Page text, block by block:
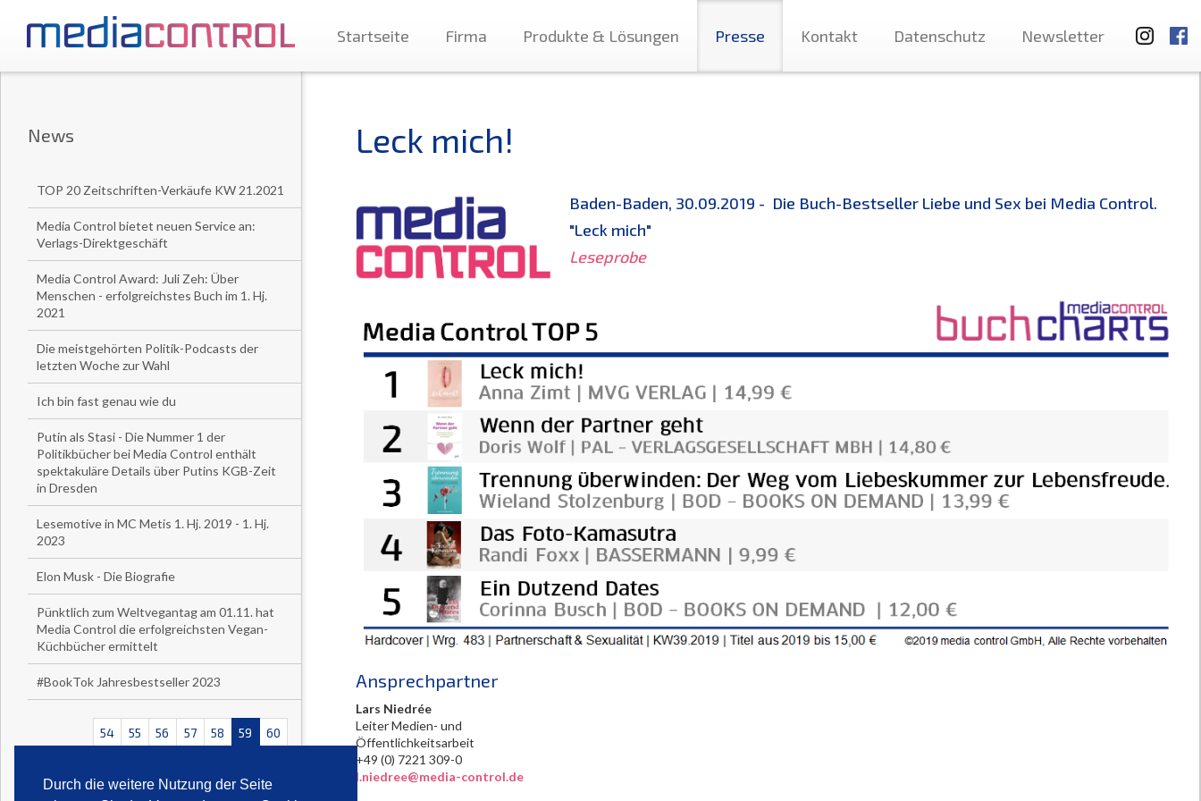
Durch die weitere Nutzung der Seite
Startseite Firma Produkte & Lösungen Presse Kontakt Datenschutz Newsletter
News
TOP 20 Zeitschriften-Verkäufe KW 21.2021
Media Control bietet neuen Service an:
Verlags-Direktgeschäft
Media Control Award: Juli Zeh: Über
Menschen - erfolgreichstes Buch im 1. Hj.
2021
Die meistgehörten Politik-Podcasts der
letzten Woche zur Wahl
Ich bin fast genau wie du
Putin als Stasi - Die Nummer 1 der
Politikbücher bei Media Control enthält
spektakuläre Details über Putins KGB-Zeit
in Dresden
Lesemotive in MC Metis 1. Hj. 2019 - 1. Hj.
2023
Elon Musk - Die Biografie
Pünktlich zum Weltvegantag am 01.11. hat
Media Control die erfolgreichsten Vegan-
Küchbücher ermittelt
#BookTok Jahresbestseller 2023
54 55 56 57 58 59 60
Leck mich!
Baden-Baden, 30.09.2019 - Die Buch-Bestseller Liebe und Sex bei Media Control.
"Leck mich"
Leseprobe
Ansprechpartner
Lars Niedrée
Leiter Medien- und
Öffentlichkeitsarbeit
+49 (0) 7221 309-0
l.niedree@media-control.de